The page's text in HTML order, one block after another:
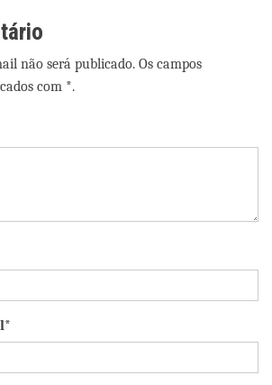
não será publicado. Os campos
com *.